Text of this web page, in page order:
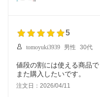
5
tomoyuki3939 男性 30代
値段の割には使える商品で
また購入したいです。
注文日：2026/04/11